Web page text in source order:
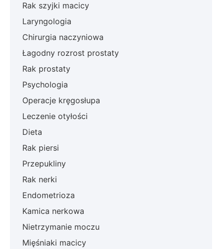
Rak szyjki macicy
Laryngologia
Chirurgia naczyniowa
Łagodny rozrost prostaty
Rak prostaty
Psychologia
Operacje kręgosłupa
Leczenie otyłości
Dieta
Rak piersi
Przepukliny
Rak nerki
Endometrioza
Kamica nerkowa
Nietrzymanie moczu
Mięśniaki macicy